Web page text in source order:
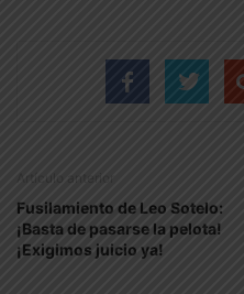
Artículo anterior
Fusilamiento de Leo Sotelo:
¡Basta de pasarse la pelota!
¡Exigimos juicio ya!